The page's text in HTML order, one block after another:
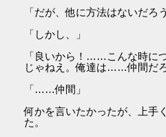
「だが、他に方法はないだろう
「しかし、」
「良いから！……こんな時に
じゃねえ。俺達は……仲間だろ
「……仲間」
何かを言いたかったが、上手
た。